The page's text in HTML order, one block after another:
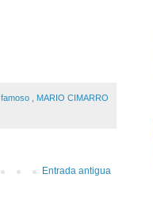
famoso MARIO CIMARRO
Entrada antigua